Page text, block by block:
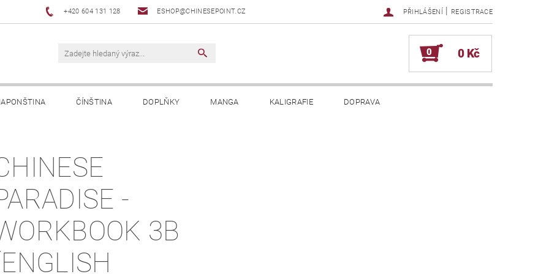
+420 604 131 128 ESHOP@CHINESEPOINT.CZ PŘIHLÁŠENÍ | REGISTRACE
0 0 Kč
ČÍNŠTINA DOPLŇKY MANGA KALIGRAFIE DOPRAVA
-
3B